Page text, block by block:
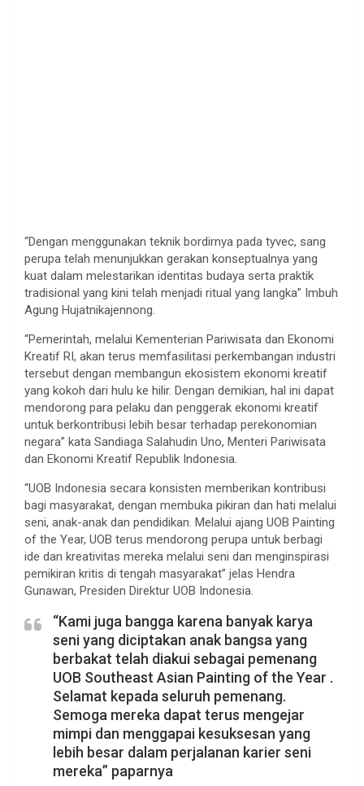
“Dengan menggunakan teknik bordirnya pada tyvec, sang
perupa telah menunjukkan gerakan konseptualnya yang
kuat dalam melestarikan identitas budaya serta praktik
tradisional yang kini telah menjadi ritual yang langka” Imbuh
Agung Hujatnikajennong.
“Pemerintah, melalui Kementerian Pariwisata dan Ekonomi
Kreatif RI, akan terus memfasilitasi perkembangan industri
tersebut dengan membangun ekosistem ekonomi kreatif
yang kokoh dari hulu ke hilir. Dengan demikian, hal ini dapat
mendorong para pelaku dan penggerak ekonomi kreatif
untuk berkontribusi lebih besar terhadap perekonomian
negara” kata Sandiaga Salahudin Uno, Menteri Pariwisata
dan Ekonomi Kreatif Republik Indonesia.
“UOB Indonesia secara konsisten memberikan kontribusi
bagi masyarakat, dengan membuka pikiran dan hati melalui
seni, anak-anak dan pendidikan. Melalui ajang UOB Painting
of the Year, UOB terus mendorong perupa untuk berbagi
ide dan kreativitas mereka melalui seni dan menginspirasi
pemikiran kritis di tengah masyarakat” jelas Hendra
Gunawan, Presiden Direktur UOB Indonesia.
“Kami juga bangga karena banyak karya
seni yang diciptakan anak bangsa yang
berbakat telah diakui sebagai pemenang
UOB Southeast Asian Painting of the Year .
Selamat kepada seluruh pemenang.
Semoga mereka dapat terus mengejar
mimpi dan menggapai kesuksesan yang
lebih besar dalam perjalanan karier seni
mereka” paparnya